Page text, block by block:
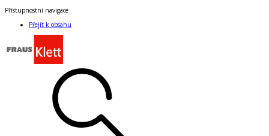
Přístupnostní navigace
Přejít k obsahu